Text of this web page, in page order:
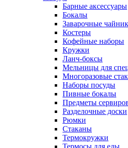
Барные аксессуары
Бокалы
Заварочные
Костеры
Кофейные наборы
Кружки
Ланч-боксы
Мельницы для
Многоразовые
Наборы посуды
Пивные бокалы
Предметы
Разделочные доски
Рюмки
Стаканы
Термокружки
Термосы для еды